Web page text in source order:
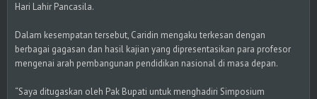
Hari Lahir Pancasila.
Dalam kesempatan tersebut, Caridin mengaku terkesan dengan
berbagai gagasan dan hasil kajian yang dipresentasikan para profesor
mengenai arah pembangunan pendidikan nasional di masa depan.
“Saya ditugaskan oleh Pak Bupati untuk menghadiri Simposium